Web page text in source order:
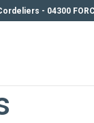
- 04300